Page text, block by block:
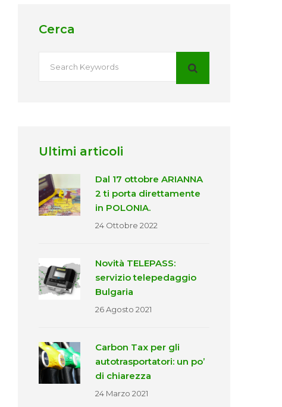
Cerca
Ultimi articoli
Dal 17 ottobre ARIANNA
2 ti porta direttamente
in POLONIA.
24 Ottobre 2022
Novità TELEPASS:
servizio telepedaggio
Bulgaria
26 Agosto 2021
Carbon Tax per gli
autotrasportatori: un po’
di chiarezza
24 Marzo 2021